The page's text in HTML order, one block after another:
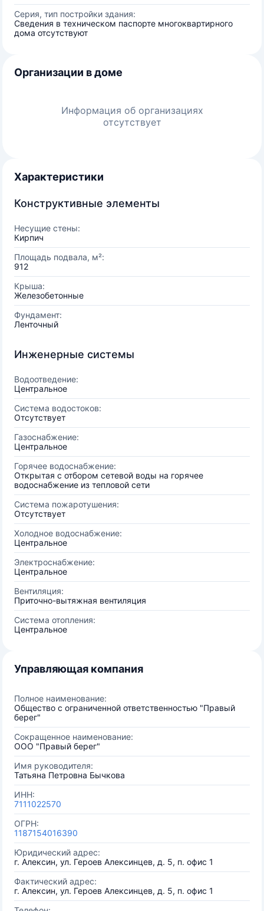
Серия, тип постройки здания:
Сведения в техническом паспорте многоквартирного
дома отсутствуют
Организации в доме
Информация об организациях
отсутствует
Характеристики
Конструктивные элементы
Несущие стены:
Кирпич
Площадь подвала, м²:
912
Крыша:
Железобетонные
Фундамент:
Ленточный
Инженерные системы
Водоотведение:
Центральное
Система водостоков:
Отсутствует
Газоснабжение:
Центральное
Горячее водоснабжение:
Открытая с отбором сетевой воды на горячее
водоснабжение из тепловой сети
Система пожаротушения:
Отсутствует
Холодное водоснабжение:
Центральное
Электроснабжение:
Центральное
Вентиляция:
Приточно-вытяжная вентиляция
Система отопления:
Центральное
Управляющая компания
Полное наименование:
Общество с ограниченной ответственностью "Правый
берег"
Сокращенное наименование:
ООО "Правый берег"
Имя руководителя:
Татьяна Петровна Бычкова
ИНН:
7111022570
ОГРН:
1187154016390
Юридический адрес:
г. Алексин, ул. Героев Алексинцев, д. 5, п. офис 1
Фактический адрес:
г. Алексин, ул. Героев Алексинцев, д. 5, п. офис 1